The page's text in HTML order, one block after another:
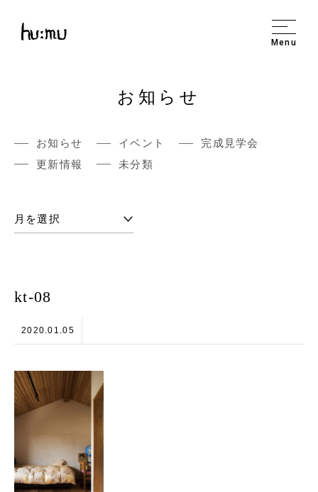
Menu
お知らせ
お知らせ イベント
完成見学会
更新情報
未分類
kt-08
2020.01.05